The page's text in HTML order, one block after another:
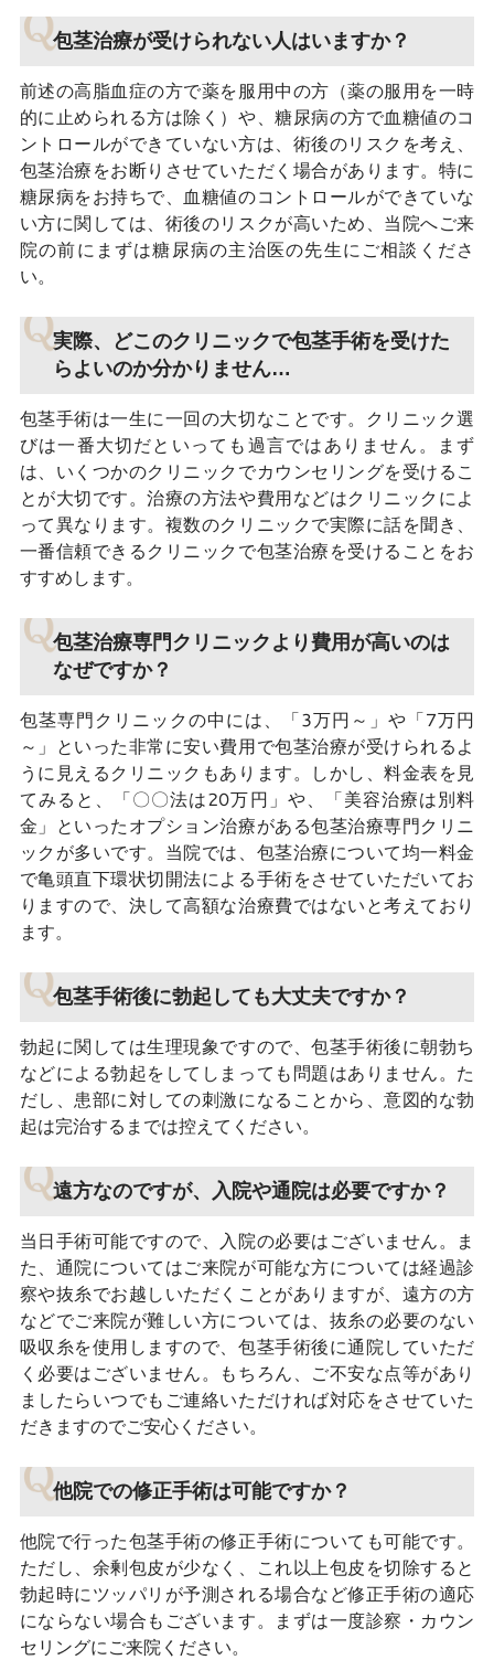
包茎治療が受けられない人はいますか？
前述の高脂血症の方で薬を服用中の方（薬の服用を一時
的に止められる方は除く）や、糖尿病の方で血糖値のコ
ントロールができていない方は、術後のリスクを考え、
包茎治療をお断りさせていただく場合があります。特に
糖尿病をお持ちで、血糖値のコントロールができていな
い方に関しては、術後のリスクが高いため、当院へご来
院の前にまずは糖尿病の主治医の先生にご相談くださ
い。
実際、どこのクリニックで包茎手術を受けた
らよいのか分かりません…
包茎手術は一生に一回の大切なことです。クリニック選
びは一番大切だといっても過言ではありません。まず
は、いくつかのクリニックでカウンセリングを受けるこ
とが大切です。治療の方法や費用などはクリニックによ
って異なります。複数のクリニックで実際に話を聞き、
一番信頼できるクリニックで包茎治療を受けることをお
すすめします。
包茎治療専門クリニックより費用が高いのは
なぜですか？
包茎専門クリニックの中には、「3万円～」や「7万円
～」といった非常に安い費用で包茎治療が受けられるよ
うに見えるクリニックもあります。しかし、料金表を見
てみると、「〇〇法は20万円」や、「美容治療は別料
金」といったオプション治療がある包茎治療専門クリニ
ックが多いです。当院では、包茎治療について均一料金
で亀頭直下環状切開法による手術をさせていただいてお
りますので、決して高額な治療費ではないと考えており
ます。
包茎手術後に勃起しても大丈夫ですか？
勃起に関しては生理現象ですので、包茎手術後に朝勃ち
などによる勃起をしてしまっても問題はありません。た
だし、患部に対しての刺激になることから、意図的な勃
起は完治するまでは控えてください。
遠方なのですが、入院や通院は必要ですか？
当日手術可能ですので、入院の必要はございません。ま
た、通院についてはご来院が可能な方については経過診
察や抜糸でお越しいただくことがありますが、遠方の方
などでご来院が難しい方については、抜糸の必要のない
吸収糸を使用しますので、包茎手術後に通院していただ
く必要はございません。もちろん、ご不安な点等があり
ましたらいつでもご連絡いただければ対応をさせていた
だきますのでご安心ください。
他院での修正手術は可能ですか？
他院で行った包茎手術の修正手術についても可能です。
ただし、余剰包皮が少なく、これ以上包皮を切除すると
勃起時にツッパリが予測される場合など修正手術の適応
にならない場合もございます。まずは一度診察・カウン
セリングにご来院ください。